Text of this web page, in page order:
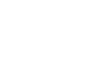
Gespräche
China ins
Volksrepublik.